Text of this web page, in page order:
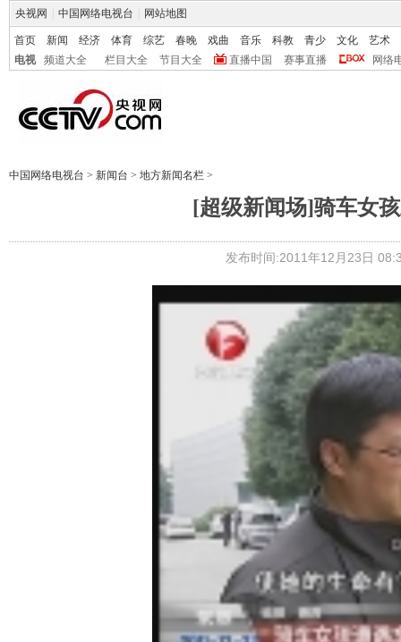
央视网 中国网络电视台 网站地图
首页 新闻 经济 体育 综艺 春晚 戏曲 音乐 科教 青少 文化
艺术
电视
频道大全 栏目大全 节目大全 直播中国 赛事直播 网络
中国网络电视台 > 新闻台 > 地方新闻名栏 >
[超级新闻场]骑车女
发布时间:2011年12月23日